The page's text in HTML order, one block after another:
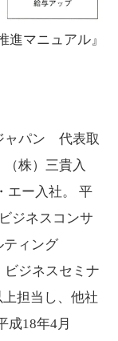
マニュアル』
ャパン 代表取
株）三貴入
エー入社。 平
ジネスコンサ
ティング
ビジネスセミナ
担当し、他社
成18年4月